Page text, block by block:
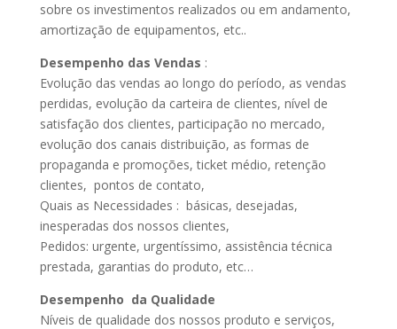
sobre os investimentos realizados ou em andamento,
amortização de equipamentos, etc..
Desempenho das Vendas :
Evolução das vendas ao longo do período, as vendas
perdidas, evolução da carteira de clientes, nível de
satisfação dos clientes, participação no mercado,
evolução dos canais distribuição, as formas de
propaganda e promoções, ticket médio, retenção
clientes, pontos de contato,
Quais as Necessidades : básicas, desejadas,
inesperadas dos nossos clientes,
Pedidos: urgente, urgentíssimo, assistência técnica
prestada, garantias do produto, etc…
Desempenho da Qualidade
Níveis de qualidade dos nossos produto e serviços,